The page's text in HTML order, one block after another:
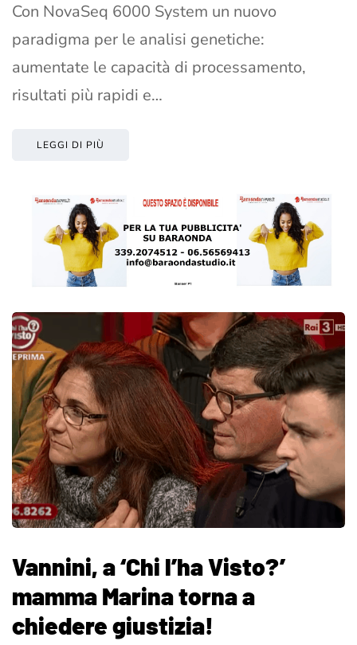
Con NovaSeq 6000 System un nuovo
paradigma per le analisi genetiche:
aumentate le capacità di processamento,
risultati più rapidi e…
LEGGI DI PIÙ
Vannini, a ‘Chi l’ha Visto?’
mamma Marina torna a
chiedere giustizia!